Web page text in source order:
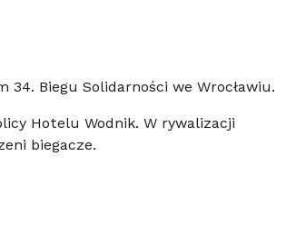
34. Biegu Solidarności we Wrocławiu.
Hotelu Wodnik. W rywalizacji
biegacze.